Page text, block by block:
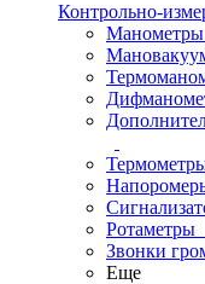
Контрольно-
Манометры
Ротаметры
Звонки
Еще